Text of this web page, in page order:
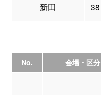
新田 38
No. 会場・区分